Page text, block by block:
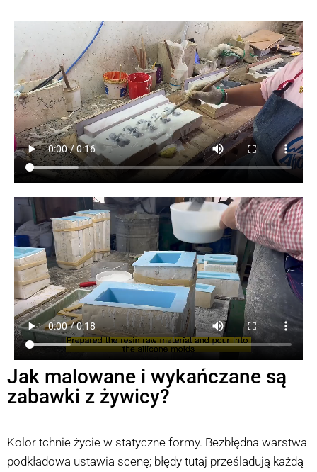
Jak malowane i wykańczane są
zabawki z żywicy?
Kolor tchnie życie w statyczne formy. Bezbłędna warstwa
podkładowa ustawia scenę; błędy tutaj prześladują każdą